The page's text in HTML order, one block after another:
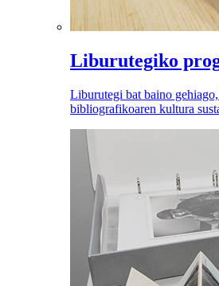
Liburutegiko
Liburutegi bat baino
bibliografikoaren kultura